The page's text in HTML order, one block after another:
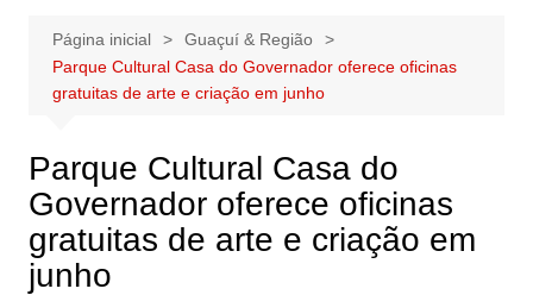
Página inicial
Guaçuí & Região
Parque Cultural Casa do Governador oferece oficinas
gratuitas de arte e criação em junho
Parque Cultural Casa do
Governador oferece oficinas
gratuitas de arte e criação em
junho